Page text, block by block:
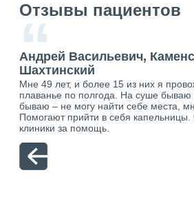
Отзывы пациентов
“
Андрей Васильевич,
Шахтинский
Мне 49 лет, и более 15 из них я
плаванье по полгода. На суше бываю
бываю – не могу найти себе места,
Помогают прийти в себя
клиники за помощь.